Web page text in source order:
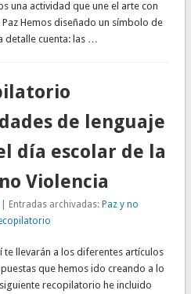
una actividad que une el arte con
Paz Hemos diseñado un símbolo de
detalle cuenta: las …
de lenguaje
día escolar de la
Violencia
| Entradas archivadas: Paz y no
te llevarán a los diferentes artículos
que hemos ido creando a lo
recopilatorio he incluido